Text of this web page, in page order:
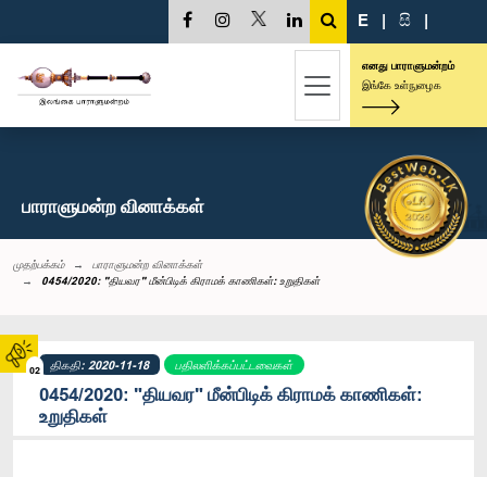
02
E | සි |
எனது பாராளுமன்றம்
இங்கே உள்நுழைக
பாராளுமன்ற வினாக்கள்
முதற்பக்கம்
பாராளுமன்ற வினாக்கள்
0454/2020: "தியவர" மீன்பிடிக் கிராமக் காணிகள்: உறுதிகள்
திகதி: 2020-11-18 பதிலளிக்கப்பட்டவைகள்
0454/2020: "தியவர" மீன்பிடிக் கிராமக் காணிகள்:
உறுதிகள்